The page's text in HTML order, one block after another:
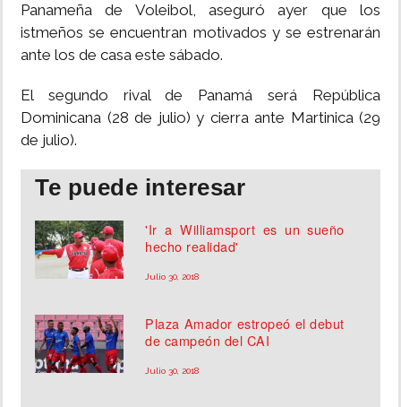
Panameña de Voleibol, aseguró ayer que los
istmeños se encuentran motivados y se estrenarán
ante los de casa este sábado.
El segundo rival de Panamá será República
Dominicana (28 de julio) y cierra ante Martinica (29
de julio).
Te puede interesar
'Ir a Williamsport es un sueño
hecho realidad'
Julio 30, 2018
Plaza Amador estropeó el debut
de campeón del CAI
Julio 30, 2018